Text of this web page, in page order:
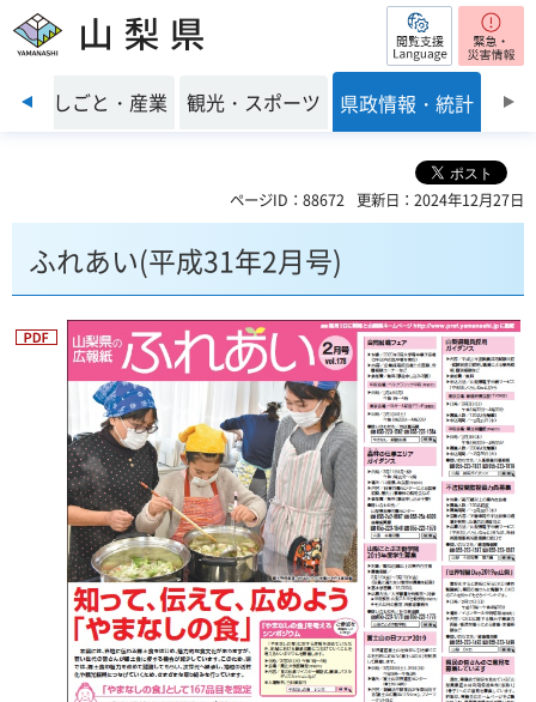
山梨県 閲覧支援
前のスライドを表示
境 しごと・産業 観光・スポーツ 県政情報・統計
ページID：88672 更新日：2024年12月27日
ふれあい(平成31年2月号)